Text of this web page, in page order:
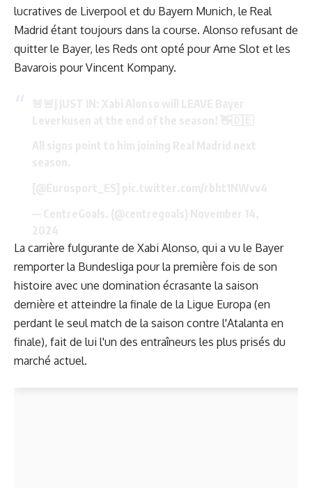
lucratives de Liverpool et du Bayern Munich, le Real
Madrid étant toujours dans la course. Alonso refusant de
quitter le Bayer, les Reds ont opté pour Arne Slot et les
Bavarois pour Vincent Kompany.
La carrière fulgurante de Xabi Alonso, qui a vu le Bayer
remporter la Bundesliga pour la première fois de son
histoire avec une domination écrasante la saison
dernière et atteindre la finale de la Ligue Europa (en
perdant le seul match de la saison contre l'Atalanta en
finale), fait de lui l'un des entraîneurs les plus prisés du
marché actuel.